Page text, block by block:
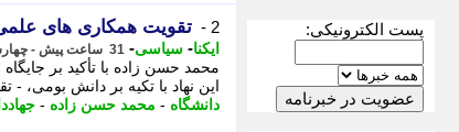
پست الکترونیکی: 2 - تقویت همکاری های
ایکنا- سیاسی- 31 ساعت پیش - چهارشنبه 14 مرداد 1405، 11:42
محمد حسن زاده با تأکید بر
این نهاد با تکیه بر دانش
دانشگاه - محمد حسن زاده -